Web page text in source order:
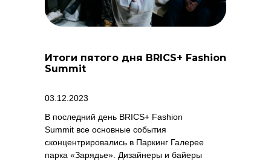
Итоги пятого дня BRICS+ Fashion
Summit
В последний день BRICS+ Fashion
Summit все основные события
сконцентрировались в Паркинг Галерее
парка «Зарядье». Дизайнеры и байеры
03.12.2023